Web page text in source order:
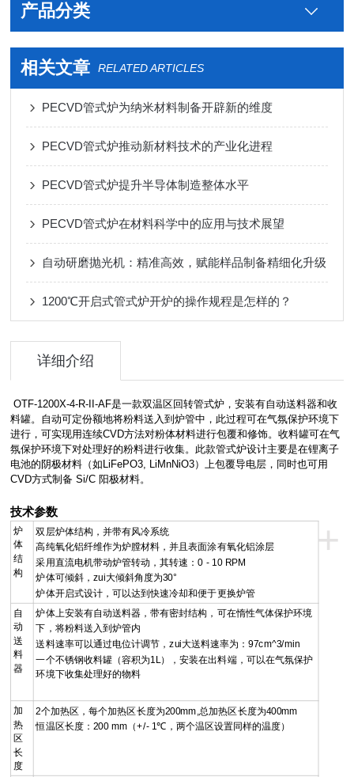
产品分类
相关文章 RELATED ARTICLES
PECVD管式炉为纳米材料制备开辟新的维度
PECVD管式炉推动新材料技术的产业化进程
PECVD管式炉提升半导体制造整体水平
PECVD管式炉在材料科学中的应用与技术展望
自动研磨抛光机：精准高效，赋能样品制备精细化升级
1200℃开启式管式炉开炉的操作规程是怎样的？
详细介绍
OTF-1200X-4-R-II-AF是一款双温区回转管式炉，安装有自动送料器和收
料罐。自动可定份额地将粉料送入到炉管中，此过程可在气氛保护环境下
进行，可实现用连续CVD方法对粉体材料进行包覆和修饰。收料罐可在气
氛保护环境下对处理好的粉料进行收集。此款管式炉设计主要是在锂离子
电池的阴极材料（如LiFePO3, LiMnNiO3）上包覆导电层，同时也可用
CVD方式制备 Si/C 阳极材料。
技术参数
+
炉
体
结
构
双层炉体结构，并带有风冷系统
高纯氧化铝纤维作为炉膛材料，并且表面涂有氧化铝涂层
采用直流电机带动炉管转动，其转速：0 - 10 RPM
炉体可倾斜，zui大倾斜角度为30°
炉体开启式设计，可以达到快速冷却和便于更换炉管
自
动
送
料
器
炉体上安装有自动送料器，带有密封结构，可在惰性气体保护环境
下，将粉料送入到炉管内
送料速率可以通过电位计调节，zui大送料速率为：97cm^3/min
一个不锈钢收料罐（容积为1L），安装在出料端，可以在气氛保护
环境下收集处理好的物料
加
热
区
长
度
2个加热区，每个加热区长度为200mm,总加热区长度为400mm
恒温区长度：200 mm（+/- 1℃ ，两个温区设置同样的温度）